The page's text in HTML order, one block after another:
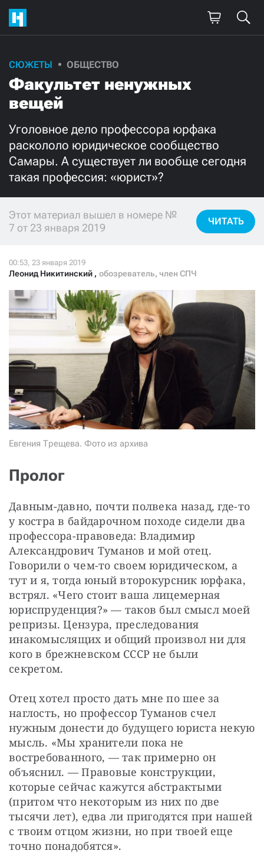
СЮЖЕТЫ ОБЩЕСТВО
Факультет ненужных
вещей
Уголовное дело профессора юрфака
раскололо юридическое сообщество
Самары. А существует ли вообще сегодня
такая профессия: «юрист»?
Этот материал вышел в номере №
7 от 23 января 2019
ЧИТАТЬ
Леонид Никитинский , обозреватель, член СПЧ
Евгения Трещева. Фото из архива
Пролог
Давным-давно, почти полвека назад, где-то
у костра в байдарочном походе сидели два
профессора-правоведа: Владимир
Александрович Туманов и мой отец.
Говорили о чем-то своем юридическом, а
тут и я, тогда юный второкурсник юрфака,
встрял. «Чего стоит ваша лицемерная
юриспруденция?» — таков был смысл моей
репризы. Цензура, преследования
инакомыслящих и общий произвол ни для
кого в брежневском СССР не были
секретом.
Отец хотел просто дать мне по шее за
наглость, но профессор Туманов счел
нужным донести до будущего юриста некую
мысль. «Мы хранители пока не
востребованного, — так примерно он
объяснил. — Правовые конструкции,
которые сейчас кажутся абстрактыми
(притом что некоторым из них по две
тысячи лет), едва ли пригодятся при нашей
с твоим отцом жизни, но при твоей еще
точно понадобятся».
Поддержите
нашу работу!
Ежемесячно
3000 1000
500
СТАТЬ СОУЧАСТНИКОМ
Если у вас есть вопросы, пишите donate@novayagazeta.ru
или
звоните:
+7 (929) 612-03-68